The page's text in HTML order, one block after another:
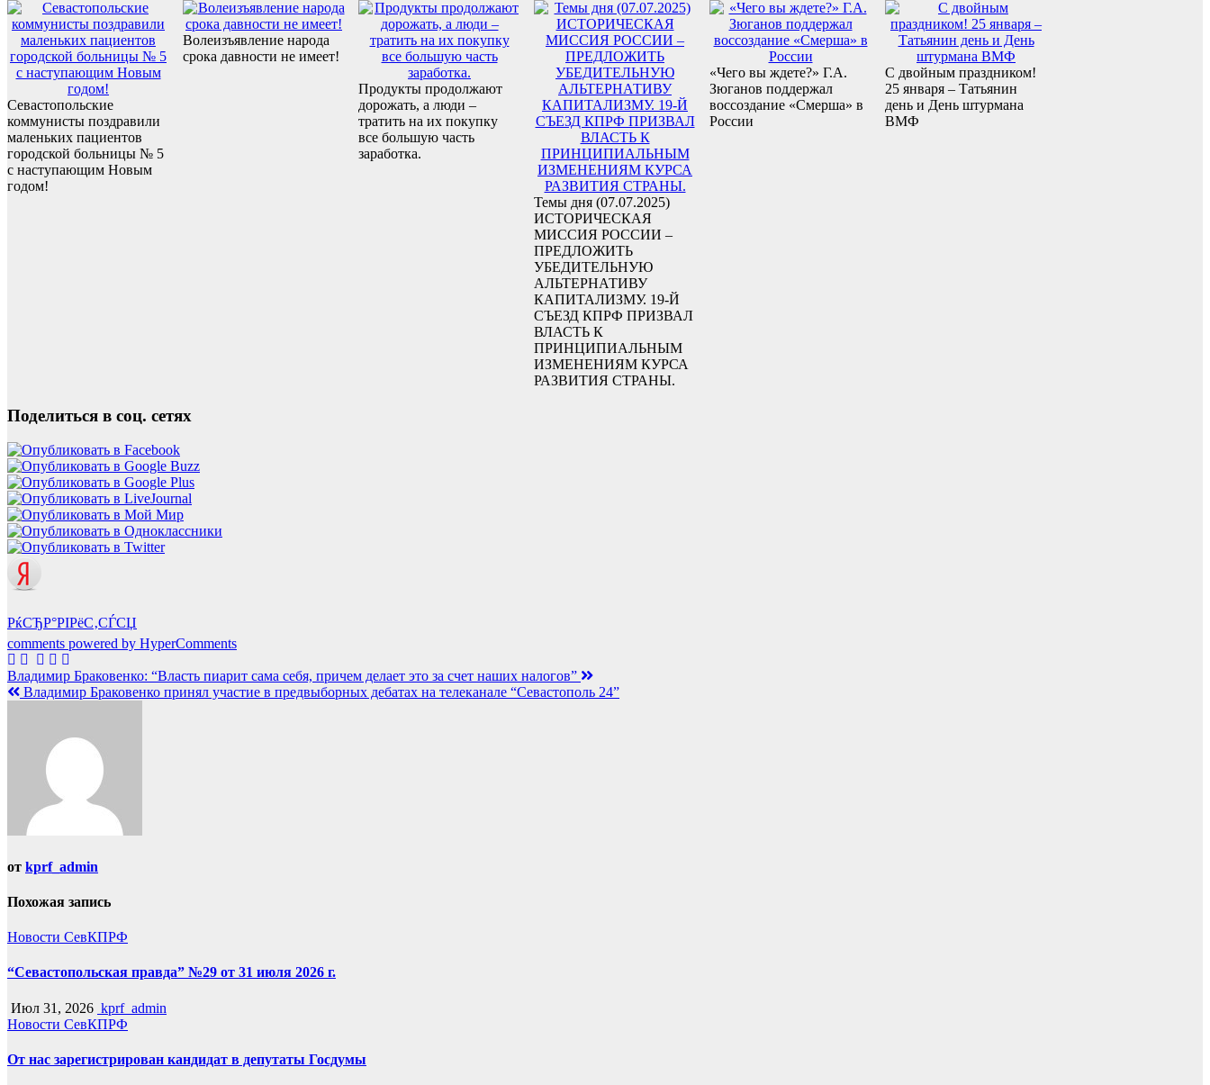
Севастопольские
коммунисты поздравили
маленьких пациентов
городской больницы № 5
с наступающим Новым
годом!
Волеизъявление народа
срока давности не имеет!
Продукты продолжают
дорожать, а люди –
тратить на их покупку
все большую часть
заработка.
Темы дня (07.07.2025)
ИСТОРИЧЕСКАЯ
МИССИЯ РОССИИ –
ПРЕДЛОЖИТЬ
УБЕДИТЕЛЬНУЮ
АЛЬТЕРНАТИВУ
КАПИТАЛИЗМУ. 19-Й
СЪЕЗД КПРФ ПРИЗВАЛ
ВЛАСТЬ К
ПРИНЦИПИАЛЬНЫМ
ИЗМЕНЕНИЯМ КУРСА
РАЗВИТИЯ СТРАНЫ.
«Чего вы ждете?» Г.А.
Зюганов поддержал
воссоздание «Смерша» в
России
С двойным праздником!
25 января – Татьянин
день и День штурмана
ВМФ
Поделиться в соц. сетях
РќСЂР°РІРёС‚СЃСЏ
comments powered by HyperComments
Навигация
по
Владимир Браковенко: “Власть пиарит сама себя, причем делает это за счет наших налогов”
Владимир Браковенко принял участие в предвыборных дебатах на телеканале “Севастополь 24”
от kprf_admin
Похожая запись
Новости СевКПРФ
“Севастопольская правда” №29 от 31 июля 2026 г.
Июл 31, 2026 kprf_admin
Новости СевКПРФ
От нас зарегистрирован кандидат в депутаты Госдумы